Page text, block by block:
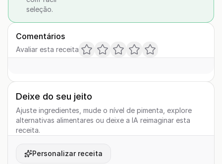
seleção.
Comentários
Avaliar esta receita
Deixe do seu jeito
Ajuste ingredientes, mude o nível de pimenta, explore
alternativas alimentares ou deixe a IA reimaginar esta
receita.
Personalizar receita